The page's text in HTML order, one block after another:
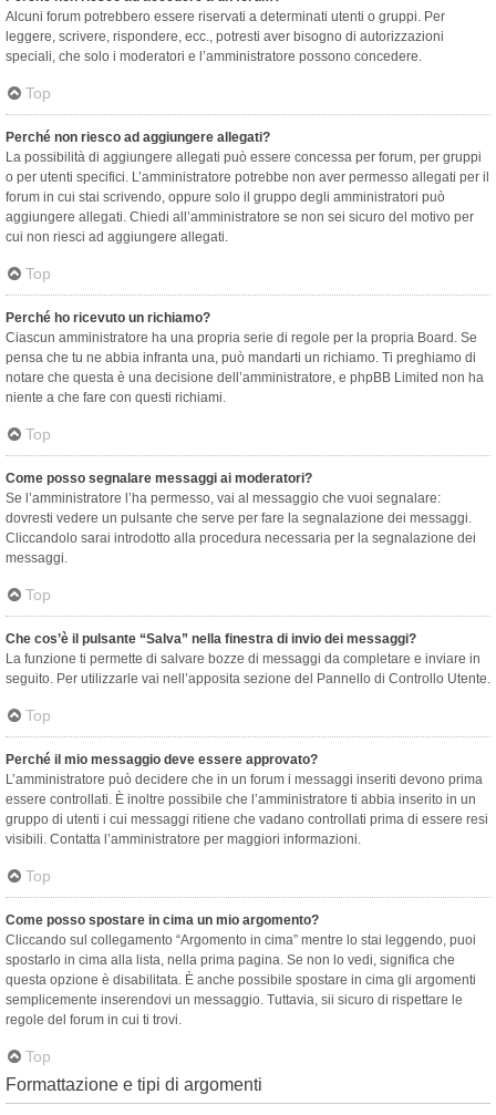
Alcuni forum potrebbero essere riservati a determinati utenti o gruppi. Per
leggere, scrivere, rispondere, ecc., potresti aver bisogno di autorizzazioni
speciali, che solo i moderatori e l’amministratore possono concedere.
Top
Perché non riesco ad aggiungere allegati?
La possibilità di aggiungere allegati può essere concessa per forum, per gruppi
o per utenti specifici. L’amministratore potrebbe non aver permesso allegati per il
forum in cui stai scrivendo, oppure solo il gruppo degli amministratori può
aggiungere allegati. Chiedi all’amministratore se non sei sicuro del motivo per
cui non riesci ad aggiungere allegati.
Top
Perché ho ricevuto un richiamo?
Ciascun amministratore ha una propria serie di regole per la propria Board. Se
pensa che tu ne abbia infranta una, può mandarti un richiamo. Ti preghiamo di
notare che questa è una decisione dell’amministratore, e phpBB Limited non ha
niente a che fare con questi richiami.
Top
Come posso segnalare messaggi ai moderatori?
Se l’amministratore l’ha permesso, vai al messaggio che vuoi segnalare:
dovresti vedere un pulsante che serve per fare la segnalazione dei messaggi.
Cliccandolo sarai introdotto alla procedura necessaria per la segnalazione dei
messaggi.
Top
Che cos’è il pulsante “Salva” nella finestra di invio dei messaggi?
La funzione ti permette di salvare bozze di messaggi da completare e inviare in
seguito. Per utilizzarle vai nell’apposita sezione del Pannello di Controllo Utente.
Top
Perché il mio messaggio deve essere approvato?
L’amministratore può decidere che in un forum i messaggi inseriti devono prima
essere controllati. È inoltre possibile che l’amministratore ti abbia inserito in un
gruppo di utenti i cui messaggi ritiene che vadano controllati prima di essere resi
visibili. Contatta l’amministratore per maggiori informazioni.
Top
Come posso spostare in cima un mio argomento?
Cliccando sul collegamento “Argomento in cima” mentre lo stai leggendo, puoi
spostarlo in cima alla lista, nella prima pagina. Se non lo vedi, significa che
questa opzione è disabilitata. È anche possibile spostare in cima gli argomenti
semplicemente inserendovi un messaggio. Tuttavia, sii sicuro di rispettare le
regole del forum in cui ti trovi.
Top
Formattazione e tipi di argomenti